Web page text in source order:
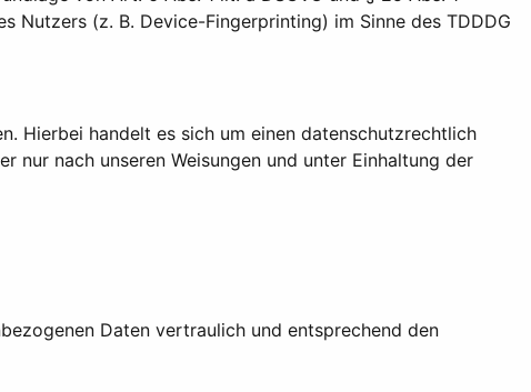
Nutzers (z. B. Device-Fingerprinting) im Sinne des TDDDG
Hierbei handelt es sich um einen datenschutzrechtlich
nur nach unseren Weisungen und unter Einhaltung der
Daten vertraulich und entsprechend den